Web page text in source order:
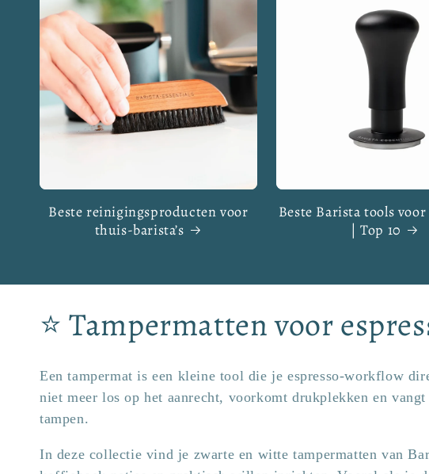
Beste reinigingsproducten voor
thuis-barista’s
Beste Barista tools
| Top 10
C
o
l
l
⭐ Tampermatten voor
Een tampermat is een kleine tool die je espresso-workflow
niet meer los op het aanrecht, voorkomt drukplekken en
tampen.
In deze collectie vind je zwarte en witte tampermatten van